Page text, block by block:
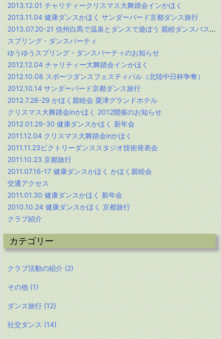
2013.12.01 チャリティークリスマス大舞踏会インかほく
2013.11.04 健康ダンスかほく サンダーバード京都ダンス旅行
2013.07.20-21 信州白馬で温泉とダンスで遊ぼう 親睦ダンスバス旅行
スプリング・ダンスパーティ
ゆうゆうスプリング・ダンスパーティのお知らせ
2012.12.04 チャリティー大舞踏会インかほく
2012.10.08 スポーツダンスフェスティバル（北陸中日杯争奪）
2012.10.14 サンダーバード京都ダンス旅行
2012.7.28-29 かほく親睦会 粟津グランドホテル
クリスマス大舞踏会inかほく 2012開催のお知らせ
2012.01.29-30 健康ダンスかほく 新年会
2011.12.04 クリスマス大舞踏会inかほく
2011.11.23ビクトリーダンススタジオ技術発表会
2011.10.23 京都旅行
2011.07.16-17 健康ダンスかほく かほく親睦会
交通アクセス
2011.01.30 健康ダンスかほく 新年会
2010.10.24 健康ダンスかほく 京都旅行
クラブ紹介
カテゴリー
クラブ活動の紹介 (2)
その他 (1)
ダンス旅行 (12)
社交ダンス (14)